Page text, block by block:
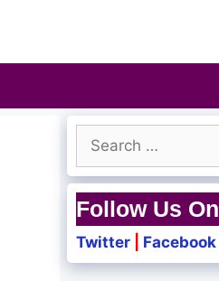
Search
for:
Follow Us On
Twitter Facebook